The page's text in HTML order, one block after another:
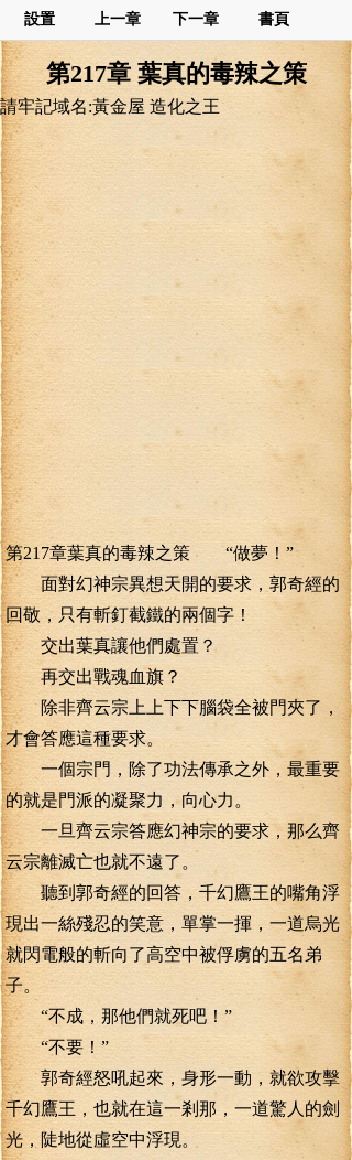
設置 上一章 下一章 書頁
第217章 葉真的毒辣之策
請牢記域名:黃金屋 造化之王
第217章葉真的毒辣之策 “做夢！”
面對幻神宗異想天開的要求，郭奇經的
回敬，只有斬釘截鐵的兩個字！
交出葉真讓他們處置？
再交出戰魂血旗？
除非齊云宗上上下下腦袋全被門夾了，
才會答應這種要求。
一個宗門，除了功法傳承之外，最重要
的就是門派的凝聚力，向心力。
一旦齊云宗答應幻神宗的要求，那么齊
云宗離滅亡也就不遠了。
聽到郭奇經的回答，千幻鷹王的嘴角浮
現出一絲殘忍的笑意，單掌一揮，一道烏光
就閃電般的斬向了高空中被俘虜的五名弟
子。
“不成，那他們就死吧！”
“不要！”
郭奇經怒吼起來，身形一動，就欲攻擊
千幻鷹王，也就在這一剎那，一道驚人的劍
光，陡地從虛空中浮現。